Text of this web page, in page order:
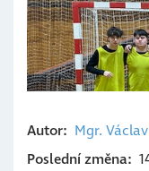
Autor Mgr. Václav
Poslední změna